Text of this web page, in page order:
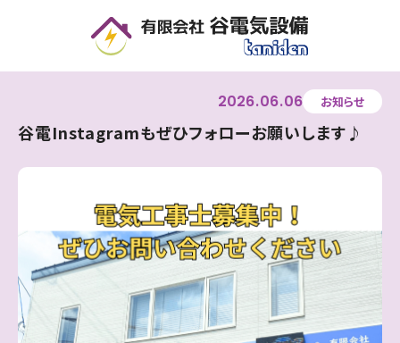
谷電Instagramもぜひフォローお願いします♪
2026 06 06 お知らせ